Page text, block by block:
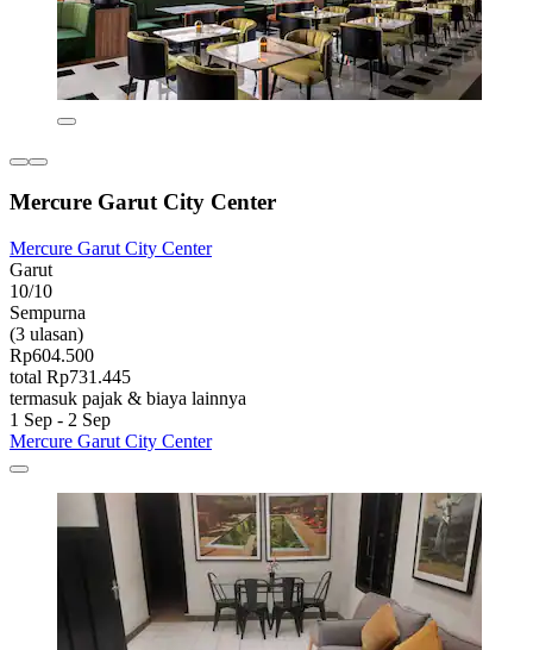
Mercure Garut City Center
Mercure Garut City Center
Garut
10/10
Sempurna
(3 ulasan)
Rp604.500
total Rp731.445
termasuk pajak & biaya lainnya
1 Sep - 2 Sep
Mercure Garut City Center